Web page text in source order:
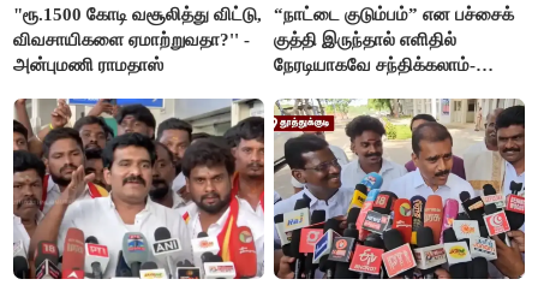
"ரூ.1500 கோடி வசூலித்து விட்டு,
விவசாயிகளை ஏமாற்றுவதா?'' -
அன்புமணி ராமதாஸ்
“நாட்டை குடும்பம்” என பச்சைக்
குத்தி இருந்தால் எளிதில்
நேரடியாகவே சந்திக்கலாம்-